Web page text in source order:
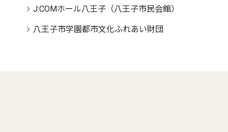
J:COMホール八王子（八王子市民会館）
八王子市学園都市文化ふれあい財団